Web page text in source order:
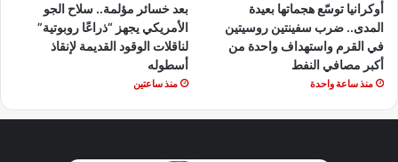
أوكرانيا توسّع هجماتها بعيدة
المدى.. ضرب سفينتين روسيتين
في القرم واستهداف واحدة من
أكبر مصافي النفط
منذ ساعة واحدة
بعد خسائر مؤلمة.. سلاح الجو
الأمريكي يجهز “ذراعًا روبوتية”
لناقلات الوقود القديمة لإنقاذ
أسطوله
منذ ساعتين